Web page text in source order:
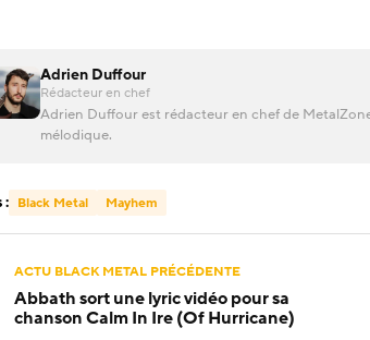
Adrien Duffour
Rédacteur en chef
Adrien Duffour est rédacteur en chef de
mélodique.
: Black Metal Mayhem
ACTU BLACK METAL PRÉCÉDENTE
Abbath sort une lyric vidéo pour sa
chanson Calm In Ire (Of Hurricane)